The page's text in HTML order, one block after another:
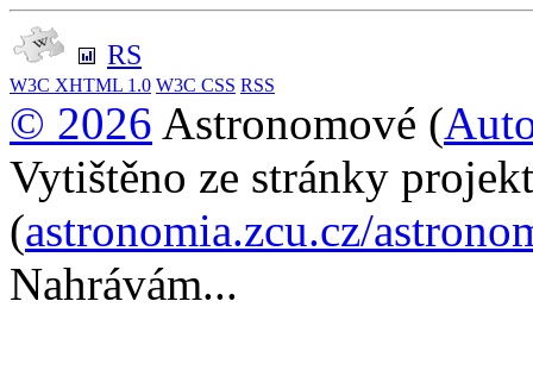
RS
W3C XHTML 1.0 W3C CSS RSS
© 2026 Astronomové (
Vytištěno ze stránky
(astronomia.zcu.cz/
Nahrávám...